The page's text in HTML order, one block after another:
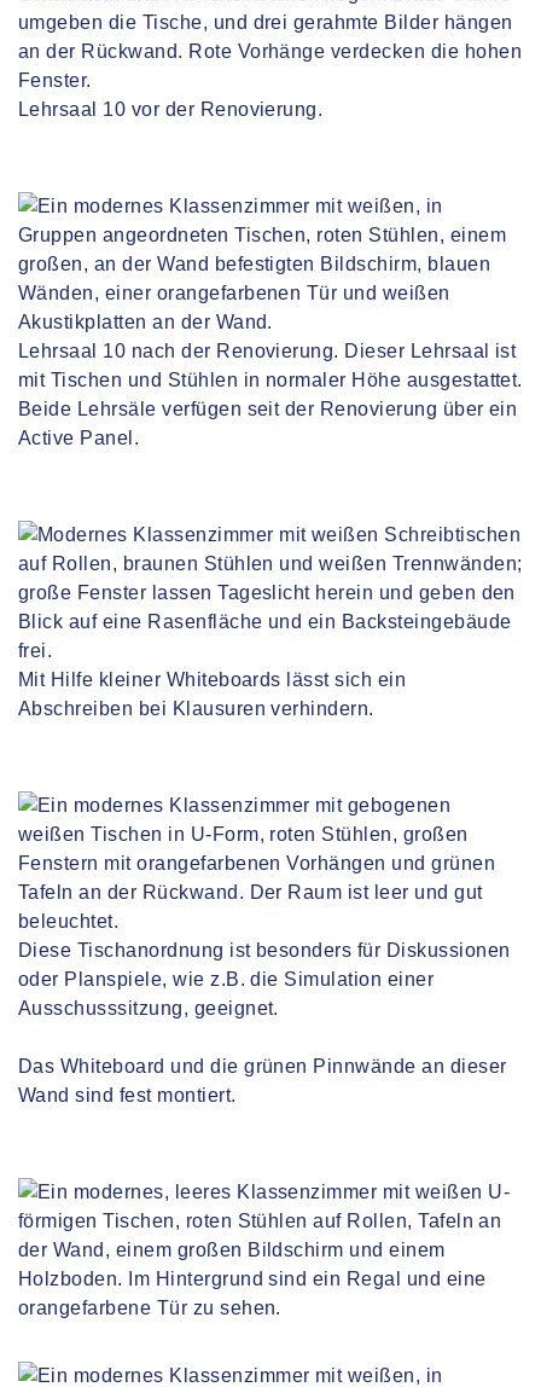
Lehrsaal 10 vor der Renovierung.
Lehrsaal 10 nach der Renovierung. Dieser Lehrsaal ist
mit Tischen und Stühlen in normaler Höhe ausgestattet.
Beide Lehrsäle verfügen seit der Renovierung über ein
Active Panel.
Mit Hilfe kleiner Whiteboards lässt sich ein
Abschreiben bei Klausuren verhindern.
Diese Tischanordnung ist besonders für Diskussionen
oder Planspiele, wie z.B. die Simulation einer
Ausschusssitzung, geeignet.
Das Whiteboard und die grünen Pinnwände an dieser
Wand sind fest montiert.